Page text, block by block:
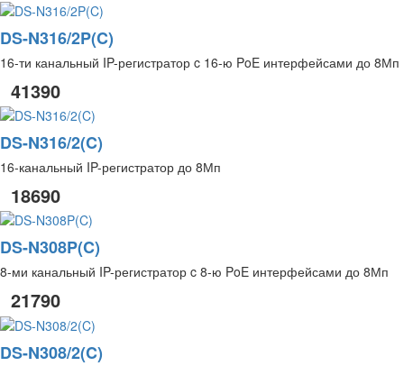
DS-N316/2P(C)
16-ти канальный IP-регистратор c 16-ю PoE интерфейсами до 8Мп
41390
DS-N316/2(C)
16-канальный IP-регистратор до 8Мп
18690
DS-N308P(C)
8-ми канальный IP-регистратор c 8-ю PoE интерфейсами до 8Мп
21790
DS-N308/2(C)